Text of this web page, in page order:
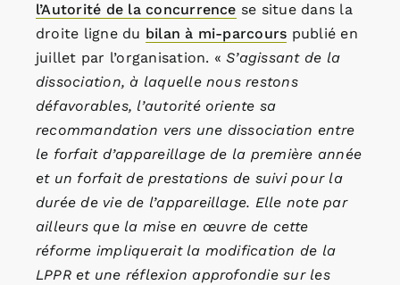
l’Autorité de la concurrence se situe dans la
droite ligne du bilan à mi-parcours publié en
juillet par l’organisation. «S’agissant de la
dissociation, à laquelle nous restons
défavorables, l’autorité oriente sa
recommandation vers une dissociation entre
le forfait d’appareillage de la première année
et un forfait de prestations de suivi pour la
durée de vie de l’appareillage. Elle note par
ailleurs que la mise en œuvre de cette
réforme impliquerait la modification de la
LPPR et une réflexion approfondie sur les